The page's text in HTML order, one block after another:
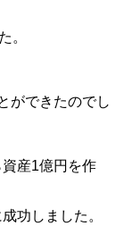
。
ができたのでし
産1億円を作
功しました。